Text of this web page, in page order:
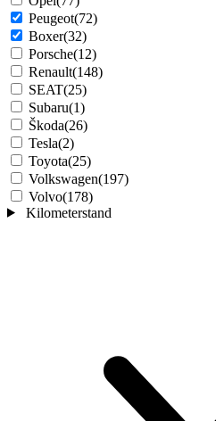
Peugeot(72)
Boxer(32)
Porsche(12)
Renault(148)
SEAT(25)
Subaru(1)
Škoda(26)
Tesla(2)
Toyota(25)
Volkswagen(197)
Volvo(178)
Kilometerstand